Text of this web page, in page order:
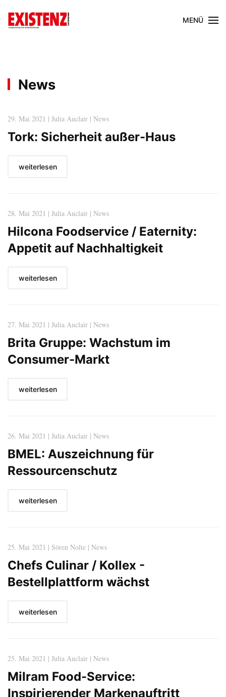
MENÜ
News
29. Mai 2021 | Julia Auclair | News
Tork: Sicherheit außer-Haus
weiterlesen
28. Mai 2021 | Julia Auclair | News
Hilcona Foodservice / Eaternity:
Appetit auf Nachhaltigkeit
weiterlesen
27. Mai 2021 | Julia Auclair | News
Brita Gruppe: Wachstum im
Consumer-Markt
weiterlesen
26. Mai 2021 | Julia Auclair | News
BMEL: Auszeichnung für
Ressourcenschutz
weiterlesen
25. Mai 2021 | Sören Nolte | News
Chefs Culinar / Kollex -
Bestellplattform wächst
weiterlesen
25. Mai 2021 | Julia Auclair | News
Milram Food-Service:
Inspirierender Markenauftritt